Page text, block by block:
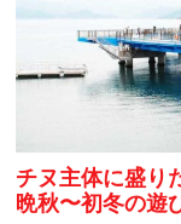
チヌ主体に盛り
晩秋〜初冬の遊